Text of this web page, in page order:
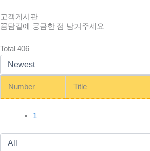
고객게시판
꿈담길에 궁금한 점 남겨주세요
Total 406
Number Title
1